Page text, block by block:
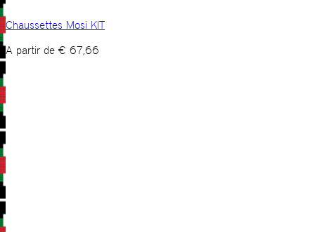
Chaussettes Mosi KIT
A partir de € 67,66